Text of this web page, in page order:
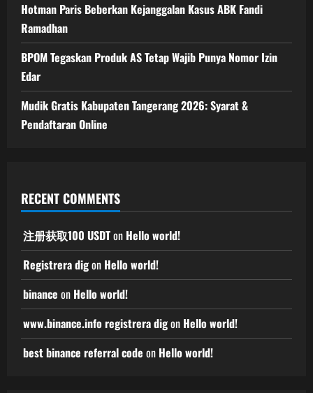
Hotman Paris Beberkan Kejanggalan Kasus ABK Fandi
Ramadhan
BPOM Tegaskan Produk AS Tetap Wajib Punya Nomor Izin
Edar
Mudik Gratis Kabupaten Tangerang 2026: Syarat &
Pendaftaran Online
RECENT COMMENTS
注册获取100 USDTon Hello world!
Registrera digon Hello world!
binance on Hello world!
www.binance.info registrera digon Hello world!
best binance referral code on Hello world!